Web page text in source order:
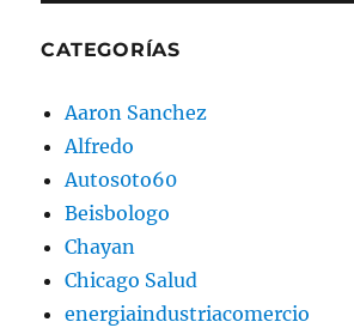
CATEGORÍAS
Aaron Sanchez
Alfredo
Autos0to60
Beisbologo
Chayan
Chicago Salud
energiaindustriacomercio